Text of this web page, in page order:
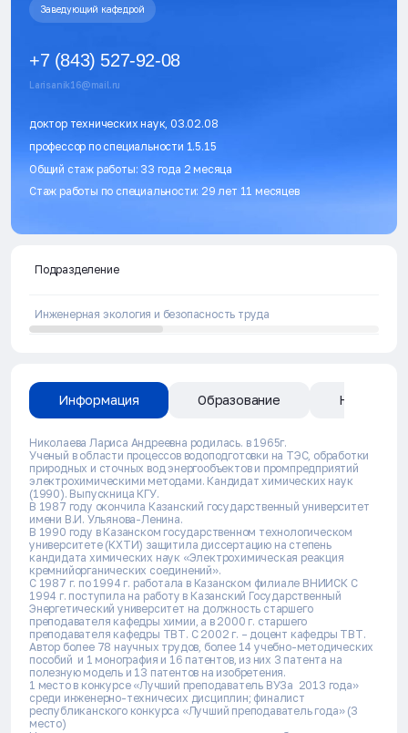
Заведующий кафедрой
+7 (843) 527-92-08
Larisanik16@mail.ru
доктор технических наук, 03.02.08
профессор по специальности 1.5.15
Общий стаж работы: 33 года 2 месяца
Стаж работы по специальности: 29 лет 11 месяцев
Подразделение
Инженерная экология и безопасность труда
Информация Образование
Николаева Лариса Андреевна родилась. в 1965г.
Ученый в области процессов водоподготовки на ТЭС, обработки
природных и сточных вод энергообъектов и промпредприятий
электрохимическими методами. Кандидат химических наук
(1990). Выпускница КГУ.
В 1987 году окончила Казанский государственный университет
имени В.И. Ульянова-Ленина.
В 1990 году в Казанском государственном технологическом
университете (КХТИ) защитила диссертацию на степень
кандидата химических наук «Электрохимическая реакция
кремнийорганических соединений».
С 1987 г. по 1994 г. работала в Казанском филиале ВНИИСК С
1994 г. поступила на работу в Казанский Государственный
Энергетический университет на должность старшего
преподавателя кафедры химии, а в 2000 г. старшего
преподавателя кафедры ТВТ. С 2002 г. – доцент кафедры ТВТ.
Автор более 78 научных трудов, более 14 учебно-методических
пособий и 1 монография и 16 патентов, из них 3 патента на
полезную модель и 13 патентов на изобретения.
1 место в конкурсе «Лучший преподаватель ВУЗа 2013 года»
среди инженерно-техничесих дисциплин; финалист
республиканского конкурса «Лучший преподаватель года» (3
место)